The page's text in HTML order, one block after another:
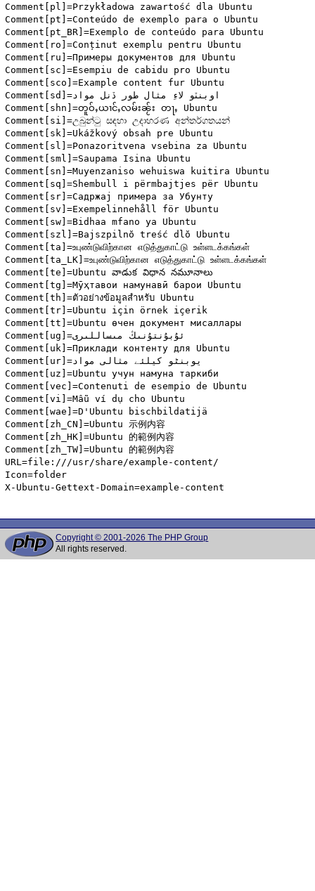
Comment[pl]=Przykładowa zawartość dla Ubuntu
Comment[pt]=Conteúdo de exemplo para o Ubuntu
Comment[pt_BR]=Exemplo de conteúdo para Ubuntu
Comment[ro]=Conținut exemplu pentru Ubuntu
Comment[ru]=Примеры документов для Ubuntu
Comment[sc]=Esempiu de cabidu pro Ubuntu
Comment[sco]=Example content fur Ubuntu
Comment[sd]=اوبنٽو لاءِ مثال طور ڏنل مواد
Comment[shn]=တူဝ်ႇယၢင်ႇလမ်းၼႂ်း တႃႇ Ubuntu
Comment[si]=උබුන්ටු සඳහා උදාහරණ අන්තර්ගතයන්
Comment[sk]=Ukážkový obsah pre Ubuntu
Comment[sl]=Ponazoritvena vsebina za Ubuntu
Comment[sml]=Saupama Isina Ubuntu
Comment[sn]=Muyenzaniso wehuiswa kuitira Ubuntu
Comment[sq]=Shembull i përmbajtjes për Ubuntu
Comment[sr]=Садржај примера за Убунту
Comment[sv]=Exempelinnehåll för Ubuntu
Comment[sw]=Bidhaa mfano ya Ubuntu
Comment[szl]=Bajszpilnŏ treść dlŏ Ubuntu
Comment[ta]=உபுண்டுவிற்கான எடுத்துகாட்டு உள்ளடக்கங்கள்
Comment[ta_LK]=உபுண்டுவிற்கான எடுத்துகாட்டு உள்ளடக்கங்கள்
Comment[te]=Ubuntu వాడుక విధాన నమూనాలు
Comment[tg]=Мӯҳтавои намунавӣ барои Ubuntu
Comment[th]=ตัวอย่างข้อมูลสำหรับ Ubuntu
Comment[tr]=Ubuntu için örnek içerik
Comment[tt]=Ubuntu өчен документ мисаллары
Comment[ug]=ئۇبۇنتۇنىڭ مىساللىرى
Comment[uk]=Приклади контенту для Ubuntu
Comment[ur]=یوبنٹو کیلئے مثالی مواد
Comment[uz]=Ubuntu учун намуна таркиби
Comment[vec]=Contenuti de esempio de Ubuntu
Comment[vi]=Mẫu ví dụ cho Ubuntu
Comment[wae]=D'Ubuntu bischbildatijä
Comment[zh_CN]=Ubuntu 示例内容
Comment[zh_HK]=Ubuntu 的範例內容
Comment[zh_TW]=Ubuntu 的範例內容
URL=file:///usr/share/example-content/
Icon=folder
X-Ubuntu-Gettext-Domain=example-content
Copyright © 2001-2026 The PHP Group
All rights reserved.